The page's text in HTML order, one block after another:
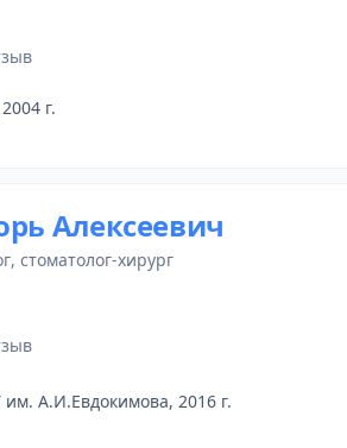
г.
Алексеевич
, стоматолог-хирург
А.И.Евдокимова, 2016 г.